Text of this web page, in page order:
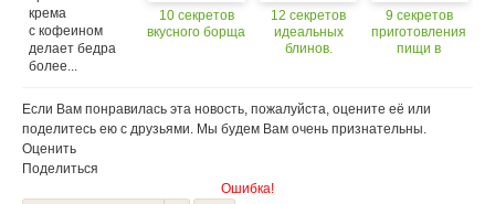
крема
с кофеином
делает бедра
более...
10 секретов
вкусного борща
12 секретов
идеальных
блинов.
9 секретов
приготовления
пищи в
Если Вам понравилась эта новость, пожалуйста, оцените её или
поделитесь ею с друзьями. Мы будем Вам очень признательны.
Оценить
Поделиться
Ошибка!